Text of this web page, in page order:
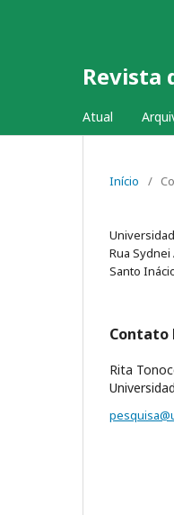
Revista
Atual
Início /
Rua Sydnei
Santo
Contato
Rita